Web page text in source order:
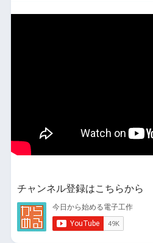
チャンネル登録はこちらから